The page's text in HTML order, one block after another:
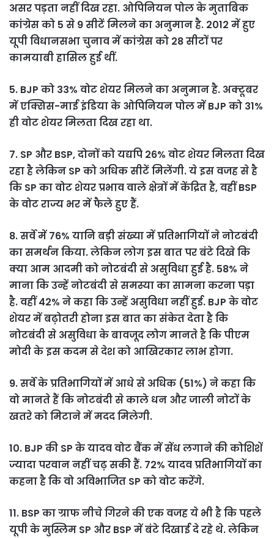
असर पड़ता नहीं दिख रहा. ओपिनियन पोल के मुताबिक
कांग्रेस को 5 से 9 सीटें मिलने का अनुमान है. 2012 में हुए
यूपी विधानसभा चुनाव में कांग्रेस को 28 सीटों पर
कामयाबी हासिल हुई थीं.
5. BJP को 33% वोट शेयर मिलने का अनुमान है. अक्टूबर
में एक्सिस-माई इंडिया के ओपिनियन पोल में BJP को 31%
ही वोट शेयर मिलता दिख रहा था.
7. SP और BSP, दोनों को यद्यपि 26% वोट शेयर मिलता दिख
रहा है लेकिन SP को अधिक सीटें मिलेंगी. ये इस वजह से है
कि SP का वोट शेयर प्रभाव वाले क्षेत्रों में केंद्रित है, वहीं BSP
के वोट राज्य भर में फैले हुए हैं.
8. सर्वे में 76% यानि बड़ी संख्या में प्रतिभागियों ने नोटबंदी
का समर्थन किया. लेकिन लोग इस बात पर बंटे दिखे कि
क्या आम आदमी को नोटबंदी से असुविधा हुई है. 58% ने
माना कि उन्हें नोटबंदी से समस्या का सामना करना पड़ा
है. वहीं 42% ने कहा कि उन्हें असुविधा नहीं हुई. BJP के वोट
शेयर में बढ़ोतरी होना इस बात का संकेत देता है कि
नोटबंदी से असुविधा के बावजूद लोग मानते है कि पीएम
मोदी के इस कदम से देश को आखिरकार लाभ होगा.
9. सर्वे के प्रतिभागियों में आधे से अधिक (51%) ने कहा कि
वो मानते हैं कि नोटबंदी से काले धन और जाली नोटों के
खतरे को मिटाने में मदद मिलेगी.
10. BJP की SP के यादव वोट बैंक में सेंध लगाने की कोशिशें
ज्यादा परवान नहीं चढ़ सकी हैं. 72% यादव प्रतिभागियों का
कहना है कि वो अविभाजित SP को वोट करेंगे.
11. BSP का ग्राफ नीचे गिरने की एक वजह ये भी है कि पहले
यूपी के मुस्लिम SP और BSP में बंटे दिखाई दे रहे थे. लेकिन